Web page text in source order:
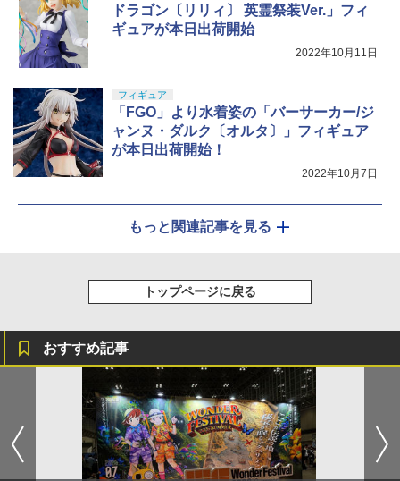
ドラゴン〔リリィ〕 英霊祭装Ver.」フィ
ギュアが本日出荷開始
2022年10月11日
フィギュア
「FGO」より水着姿の「バーサーカー/ジ
ャンヌ・ダルク〔オルタ〕」フィギュア
が本日出荷開始！
2022年10月7日
もっと関連記事を見る
トップページに戻る
おすすめ記事